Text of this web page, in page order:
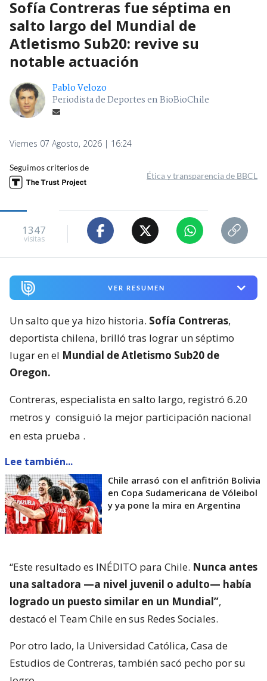
Sofía Contreras fue séptima en
salto largo del Mundial de
Atletismo Sub20: revive su
notable actuación
Pablo Velozo
Periodista de Deportes en BioBioChile
Viernes 07 Agosto, 2026 | 16:24
Seguimos criterios de
Ética y transparencia de BBCL
1347
visitas
VER RESUMEN
Un salto que ya hizo historia. Sofía Contreras,
deportista chilena, brilló tras lograr un séptimo
lugar en el Mundial de Atletismo Sub20 de
Oregon.
Contreras, especialista en salto largo, registró 6.20
metros y consiguió la mejor participación nacional
en esta prueba .
Lee también...
Chile arrasó con el anfitrión Bolivia
en Copa Sudamericana de Vóleibol
y ya pone la mira en Argentina
“Este resultado es INÉDITO para Chile. Nunca antes
una saltadora —a nivel juvenil o adulto— había
logrado un puesto similar en un Mundial”,
destacó el Team Chile en sus Redes Sociales.
Por otro lado, la Universidad Católica, Casa de
Estudios de Contreras, también sacó pecho por su